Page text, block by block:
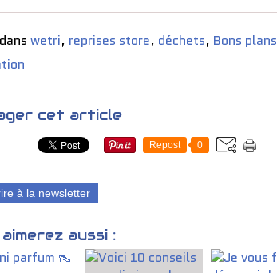
wetri, reprises store, déchets, Bons plans
cet article
Repost 0
à la newsletter
aussi :